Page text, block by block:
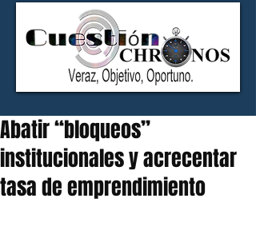
Abatir “bloqueos”
institucionales y acrecentar
tasa de emprendimiento